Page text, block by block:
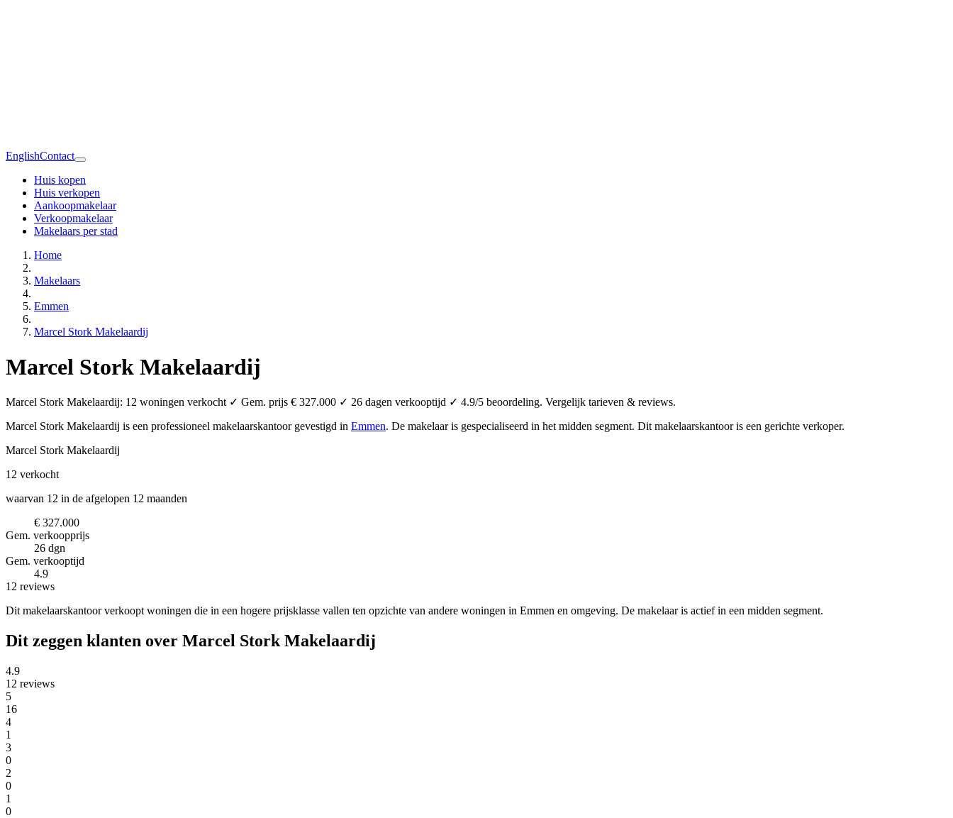
EnglishContact
Huis kopen
Huis verkopen
Aankoopmakelaar
Verkoopmakelaar
Makelaars per stad
Home
Makelaars
Emmen
Marcel Stork Makelaardij
Marcel Stork Makelaardij
Marcel Stork Makelaardij: 12 woningen verkocht ✓ Gem. prijs € 327.000 ✓ 26 dagen verkooptijd ✓ 4.9/5 beoordeling. Vergelijk tarieven & reviews.
Marcel Stork Makelaardij is een professioneel makelaarskantoor gevestigd in Emmen. De makelaar is gespecialiseerd in het midden segment. Dit makelaarskantoor is een gerichte verkoper.
Marcel Stork Makelaardij
12 verkocht
waarvan 12 in de afgelopen 12 maanden
€ 327.000
Gem. verkoopprijs
26 dgn
Gem. verkooptijd
4.9
12 reviews
Dit makelaarskantoor verkoopt woningen die in een hogere prijsklasse vallen ten opzichte van andere woningen in Emmen en omgeving. De makelaar is actief in een midden segment.
Dit zeggen klanten over Marcel Stork Makelaardij
4.9
12 reviews
5
16
4
1
3
0
2
0
1
0